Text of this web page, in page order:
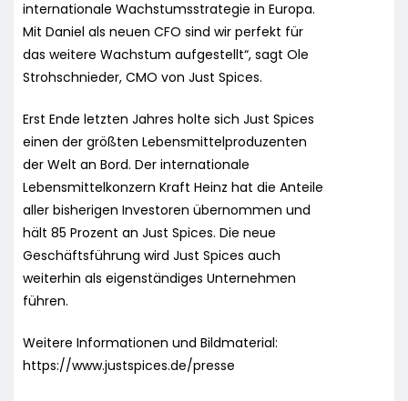
internationale Wachstumsstrategie in Europa.
Mit Daniel als neuen CFO sind wir perfekt für
das weitere Wachstum aufgestellt“, sagt Ole
Strohschnieder, CMO von Just Spices.
Erst Ende letzten Jahres holte sich Just Spices
einen der größten Lebensmittelproduzenten
der Welt an Bord. Der internationale
Lebensmittelkonzern Kraft Heinz hat die Anteile
aller bisherigen Investoren übernommen und
hält 85 Prozent an Just Spices. Die neue
Geschäftsführung wird Just Spices auch
weiterhin als eigenständiges Unternehmen
führen.
Weitere Informationen und Bildmaterial:
https://www.justspices.de/presse